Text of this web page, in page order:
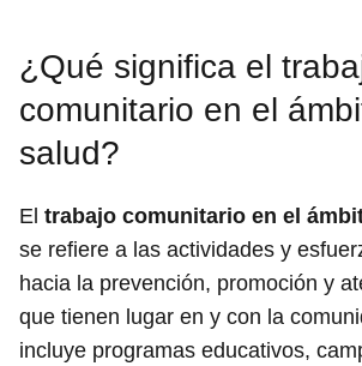
¿Qué significa el
comunitario en el
salud?
El trabajo comunitario en el
se refiere a las actividades y
hacia la prevención, promoción y
que tienen lugar en y con la
incluye programas educativos,